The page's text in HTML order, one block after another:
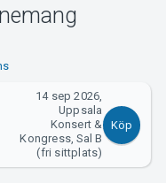
14 sep 2026,
Uppsala
Konsert &
Kongress, Sal B
(fri sittplats)
Köp